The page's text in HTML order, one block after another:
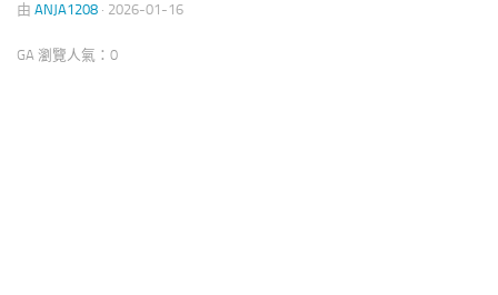
由 ANJA1208 · 2026-01-16
GA 瀏覽人氣：0